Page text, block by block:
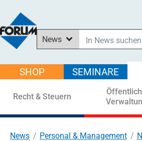
News
In Downloads suchen
Im Shop suchen
In Seminaren suchen
SHOP SEMINARE
Recht & Steuern
News Personal & Management